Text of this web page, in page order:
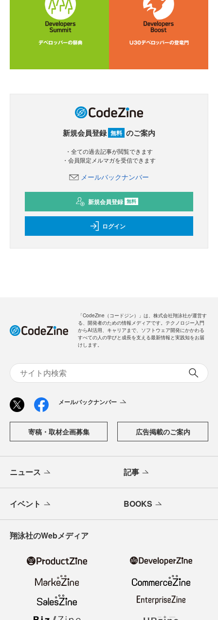
新規会員登録 無料 のご案内
・全ての過去記事が閲覧できます
・会員限定メルマガを受信できます
メールバックナンバー
新規会員登録 無料
ログイン
「CodeZine（コードジン）」は、株式会社翔泳社が運営す
る、開発者のための情報メディアです。テクノロジー入門
からAI活用、キャリアまで、ソフトウェア開発にかかわる
すべての人の学びと成長を支える最新情報と実践知をお届
けします。
メールバックナンバー
寄稿・取材企画募集 広告掲載のご案内
ニュース 記事
イベント BOOKS
翔泳社のWebメディア